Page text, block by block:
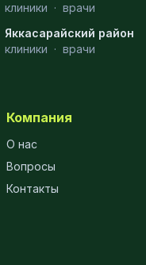
клиники · врачи
Яккасарайский район
клиники · врачи
Компания
О нас
Вопросы
Контакты